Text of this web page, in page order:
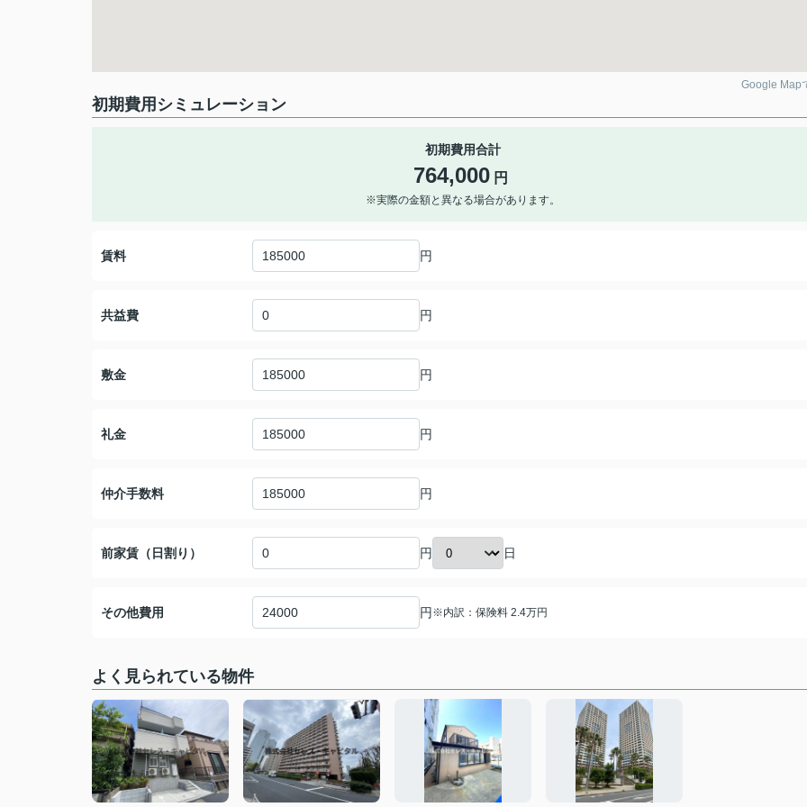
Google Map
初期費用シミュレーション
初期費用合計
764,000 円
※実際の金額と異なる場合があります。
賃料 円
共益費 円
敷金 円
礼金 円
仲介手数料 円
前家賃（日割り） 円 日
その他費用 円 ※内訳：保険料 2.4万円
よく見られている物件